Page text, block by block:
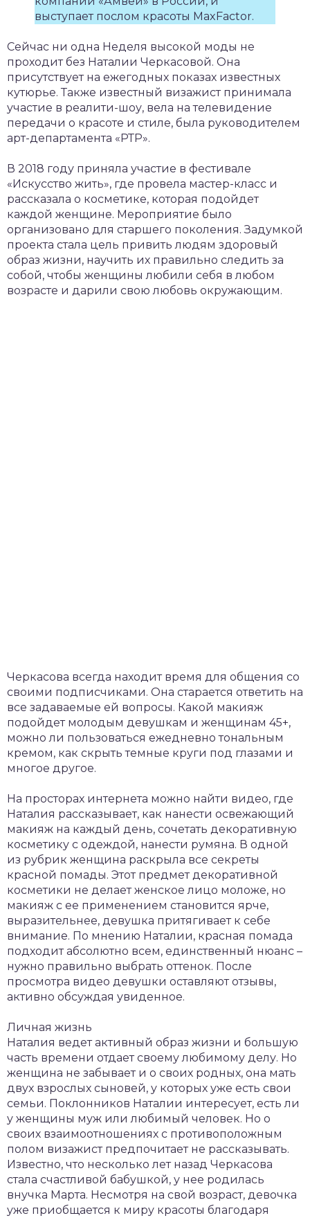
выступает послом красоты MaxFactor.
Сейчас ни одна Неделя высокой моды не
проходит без Наталии Черкасовой. Она
присутствует на ежегодных показах известных
кутюрье. Также известный визажист принимала
участие в реалити-шоу, вела на телевидение
передачи о красоте и стиле, была руководителем
арт-департамента «РТР».
В 2018 году приняла участие в фестивале
«Искусство жить», где провела мастер-класс и
рассказала о косметике, которая подойдет
каждой женщине. Мероприятие было
организовано для старшего поколения. Задумкой
проекта стала цель привить людям здоровый
образ жизни, научить их правильно следить за
собой, чтобы женщины любили себя в любом
возрасте и дарили свою любовь окружающим.
Черкасова всегда находит время для общения со
своими подписчиками. Она старается ответить на
все задаваемые ей вопросы. Какой макияж
подойдет молодым девушкам и женщинам 45+,
можно ли пользоваться ежедневно тональным
кремом, как скрыть темные круги под глазами и
многое другое.
На просторах интернета можно найти видео, где
Наталия рассказывает, как нанести освежающий
макияж на каждый день, сочетать декоративную
косметику с одеждой, нанести румяна. В одной
из рубрик женщина раскрыла все секреты
красной помады. Этот предмет декоративной
косметики не делает женское лицо моложе, но
макияж с ее применением становится ярче,
выразительнее, девушка притягивает к себе
внимание. По мнению Наталии, красная помада
подходит абсолютно всем, единственный нюанс –
нужно правильно выбрать оттенок. После
просмотра видео девушки оставляют отзывы,
активно обсуждая увиденное.
Личная жизнь
Наталия ведет активный образ жизни и большую
часть времени отдает своему любимому делу. Но
женщина не забывает и о своих родных, она мать
двух взрослых сыновей, у которых уже есть свои
семьи. Поклонников Наталии интересует, есть ли
у женщины муж или любимый человек. Но о
своих взаимоотношениях с противоположным
полом визажист предпочитает не рассказывать.
Известно, что несколько лет назад Черкасова
стала счастливой бабушкой, у нее родилась
внучка Марта. Несмотря на свой возраст, девочка
уже приобщается к миру красоты благодаря